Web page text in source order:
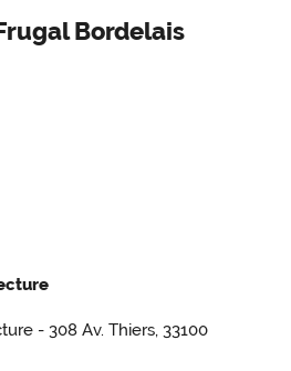
Bordelais
- 308 Av. Thiers, 33100